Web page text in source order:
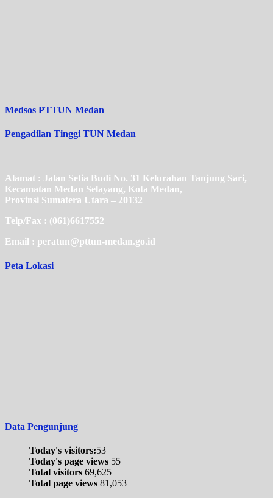
Medsos PTTUN Medan
Pengadilan Tinggi TUN Medan
Alamat : Jalan Setia Budi No. 31 Kelurahan Tanjung Sari,
Kecamatan Medan Selayang, Kota Medan,
Provinsi Sumatera Utara – 20132
Telp/Fax : (061)6617552
Email : peratun@pttun-medan.go.id
Peta Lokasi
Data Pengunjung
Today's visitors:53
Today's page views 55
Total visitors 69,625
Total page views 81,053